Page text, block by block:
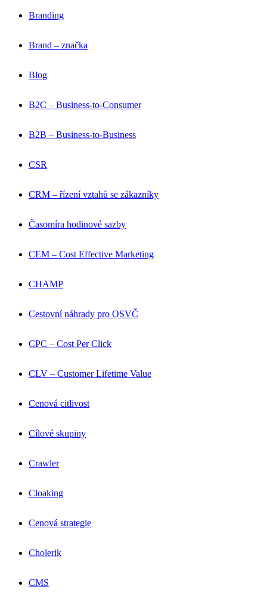
Branding
Brand – značka
Blog
B2C – Business-to-Consumer
B2B – Business-to-Business
CSR
CRM – řízení vztahů se zákazníky
Časomíra hodinové sazby
CEM – Cost Effective Marketing
CHAMP
Cestovní náhrady pro OSVČ
CPC – Cost Per Click
CLV – Customer Lifetime Value
Cenová citlivost
Cílové skupiny
Crawler
Cloaking
Cenová strategie
Cholerik
CMS